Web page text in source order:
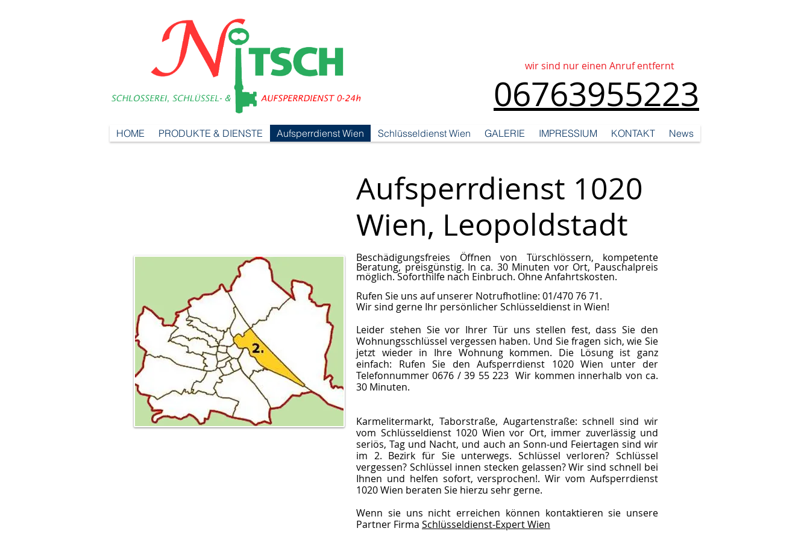
06763955223
wir sind nur einen Anruf entfernt
HOME PRODUKTE & DIENSTE Aufsperrdienst Wien Schlüsseldienst Wien GALERIE IMPRESSIUM KONTAKT News
Aufsperrdienst 1020
Wien, Leopoldstadt
Beschädigungsfreies Öffnen von Türschlössern, kompetente
Beratung, preisgünstig. In ca. 30 Minuten vor Ort, Pauschalpreis
möglich. Soforthilfe nach Einbruch. Ohne Anfahrtskosten.
Rufen Sie uns auf unserer Notrufhotline: 01/470 76 71.
Wir sind gerne Ihr persönlicher Schlüsseldienst in Wien!
Leider stehen Sie vor Ihrer Tür uns stellen fest, dass Sie den
Wohnungsschlüssel vergessen haben. Und Sie fragen sich, wie Sie
jetzt wieder in Ihre Wohnung kommen. Die Lösung ist ganz
einfach: Rufen Sie den Aufsperrdienst 1020 Wien unter der
Telefonnummer 0676 / 39 55 223 Wir kommen innerhalb von ca.
30 Minuten.
Karmelitermarkt, Taborstraße, Augartenstraße: schnell sind wir
vom Schlüsseldienst 1020 Wien vor Ort, immer zuverlässig und
seriös, Tag und Nacht, und auch an Sonn-und Feiertagen sind wir
im 2. Bezirk für Sie unterwegs. Schlüssel verloren? Schlüssel
vergessen? Schlüssel innen stecken gelassen? Wir sind schnell bei
Ihnen und helfen sofort, versprochen!. Wir vom Aufsperrdienst
1020 Wien beraten Sie hierzu sehr gerne.
Wenn sie uns nicht erreichen können kontaktieren sie unsere
Partner Firma Schlüsseldienst-Expert Wien